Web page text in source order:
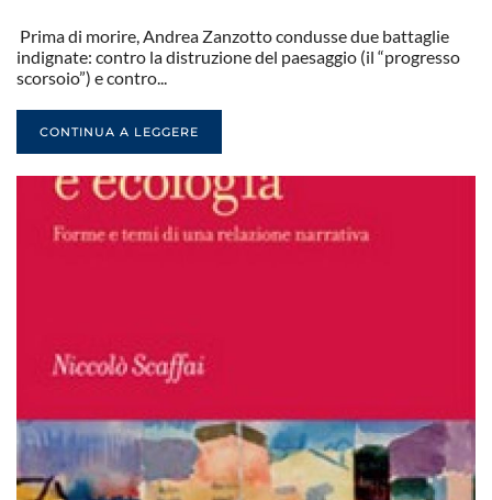
Prima di morire, Andrea Zanzotto condusse due battaglie
indignate: contro la distruzione del paesaggio (il “progresso
scorsoio”) e contro...
CONTINUA A LEGGERE